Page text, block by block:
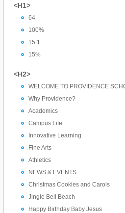
<H1>
64
100%
15:1
15%
<H2>
WELCOME TO PROVIDENCE
Why Providence?
Academics
Campus Life
Innovative Learning
Fine Arts
Athletics
NEWS & EVENTS
Christmas Cookies and Carols
Jingle Bell Beach
Happy Birthday Baby Jesus